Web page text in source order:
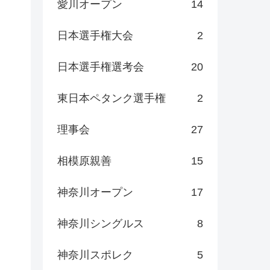
愛川オープン 14
日本選手権大会 2
日本選手権選考会 20
東日本ペタンク選手権 2
理事会 27
相模原親善 15
神奈川オープン 17
神奈川シングルス 8
神奈川スポレク 5